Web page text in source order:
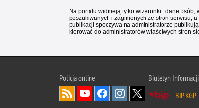
Na portalu widnieją tylko wizerunki i dane osób,
poszukiwanych i zaginionych ze stron serwisu,
publikacji spoczywa na administratorze
kierować do administratorów właściwych stron
Policjaonline
Biuletyn
BIP KGP